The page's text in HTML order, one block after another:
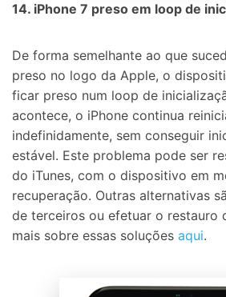
14. iPhone 7 preso em loop de
De forma semelhante ao que
preso no logo da Apple, o
ficar preso num loop de
acontece, o iPhone continua
indefinidamente, sem conseguir
estável. Este problema pode ser
do iTunes, com o dispositivo em
recuperação. Outras alternativas
de terceiros ou efetuar o restauro
mais sobre essas soluções aqui.